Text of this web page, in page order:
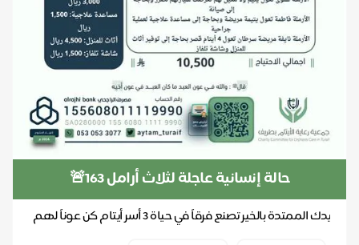
حالة إنسانية عاجلة لثلاث أرامل 163🚨
يدك الممتدة بالخير تصنع فرقاً في حياة 3 أسر أيتام كن عوناً لهم